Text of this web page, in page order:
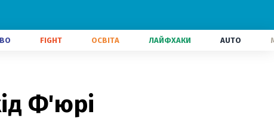
FIGHT ОСВІТА ЛАЙФХАКИ AUTO
Ф'юрі